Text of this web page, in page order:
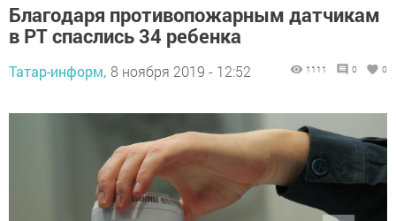
Благодаря противопожарным датчикам
в РТ спаслись 34 ребенка
Татар-информ, 8 ноября 2019 - 12:52 1111 0 0